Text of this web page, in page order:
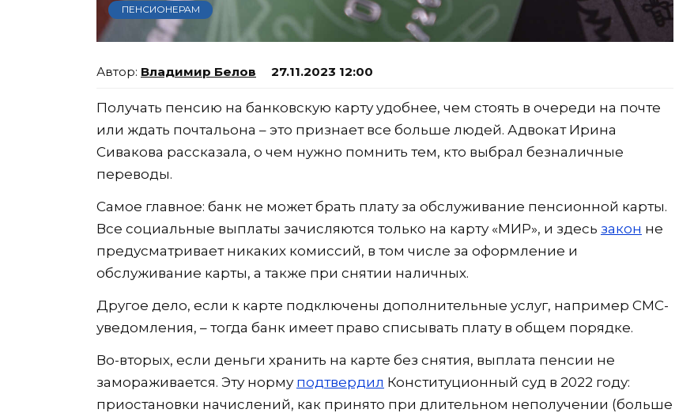
ПЕНСИОНЕРАМ
Владимир Белов 27.11.2023 12:00
Получать пенсию на банковскую карту удобнее, чем стоять в очереди на почте
или ждать почтальона – это признает все больше людей. Адвокат Ирина
Сивакова рассказала, о чем нужно помнить тем, кто выбрал безналичные
переводы.
Самое главное: банк не может брать плату за обслуживание пенсионной карты.
Все социальные выплаты зачисляются только на карту «МИР», и здесь закон не
предусматривает никаких комиссий, в том числе за оформление и
обслуживание карты, а также при снятии наличных.
Другое дело, если к карте подключены дополнительные услуг, например СМС-
уведомления, – тогда банк имеет право списывать плату в общем порядке.
Во-вторых, если деньги хранить на карте без снятия, выплата пенсии не
замораживается. Эту норму подтвердил Конституционный суд в 2022 году:
приостановки начислений, как принято при длительном неполучении (больше